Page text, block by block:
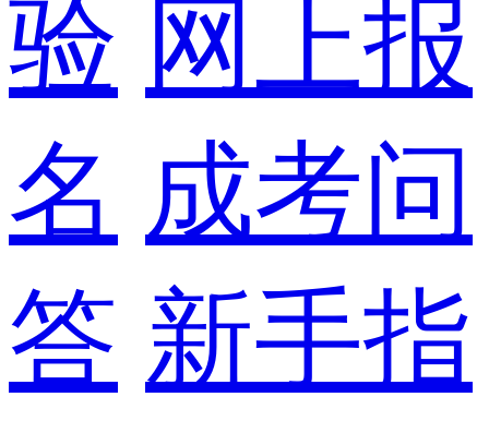
验 网上报
名 成考问
答 新手指